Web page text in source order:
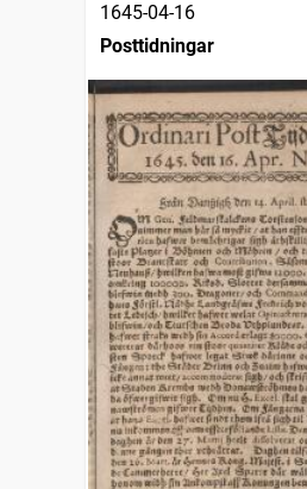
1645-04-16
Posttidningar